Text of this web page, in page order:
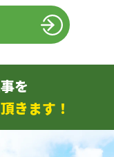
を
きます！